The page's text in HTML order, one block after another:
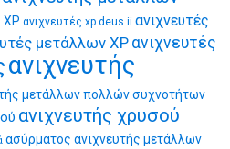
XP ανιχνευτές xp deus ii ανιχνευτές
μετάλλων XP ανιχνευτές
ανιχνευτής
μετάλλων πολλών συχνοτήτων
ανιχνευτής χρυσού
ασύρματος ανιχνευτής μετάλλων